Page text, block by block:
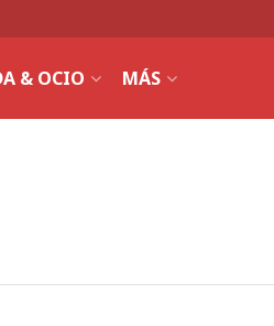
& OCIO MÁS